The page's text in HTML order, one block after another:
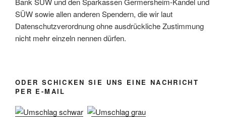
SÜW sowie allen anderen Spendern, die wir laut
Datenschutzverordnung ohne ausdrückliche Zustimmung
nicht mehr einzeln nennen dürfen.
ODER SCHICKEN SIE UNS EINE NACHRICHT
PER E-MAIL